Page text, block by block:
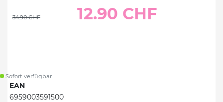
34.90 CHF 12.90 CHF
Sofort verfügbar
EAN
6959003591500